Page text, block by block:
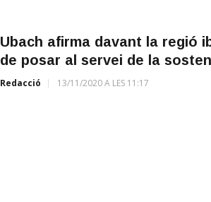
Ubach afirma davant la regió
de posar al servei de la
Redacció 13/11/2020 A LES 11:17